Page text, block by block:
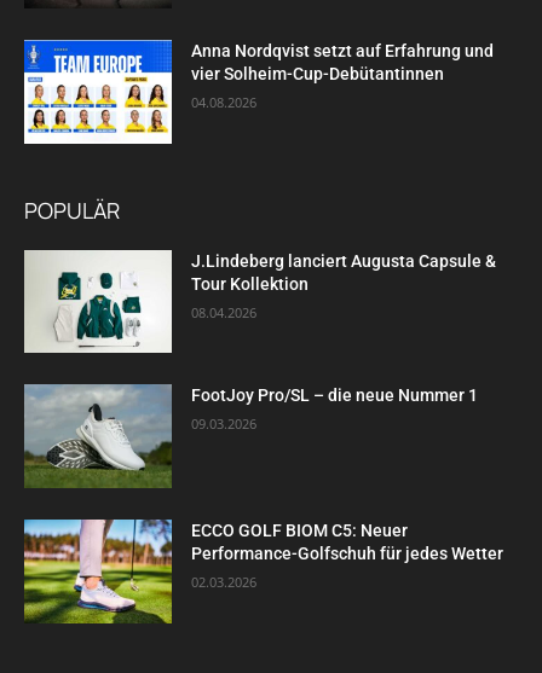
Anna Nordqvist setzt auf Erfahrung und
vier Solheim-Cup-Debütantinnen
04.08.2026
POPULÄR
J.Lindeberg lanciert Augusta Capsule &
Tour Kollektion
08.04.2026
FootJoy Pro/SL – die neue Nummer 1
09.03.2026
ECCO GOLF BIOM C5: Neuer
Performance-Golfschuh für jedes Wetter
02.03.2026